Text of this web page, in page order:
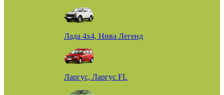
Лада 4х4, Нива Легенд
Ларгус, Ларгус FL